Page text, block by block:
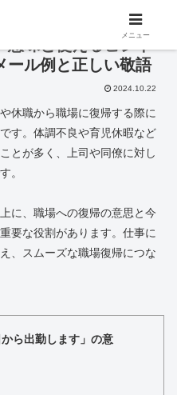
意味と使えるビジネ
ール例と正しい敬語
2024.10.22
休職から職場に復帰する際に
す。体調不良や育児休暇など
とが多く、上司や同僚に対し
。
に、職場への復帰の意思と今
要な役割があります。仕事に
、スムーズな職場復帰につな
ら出勤します」の意
メニュー